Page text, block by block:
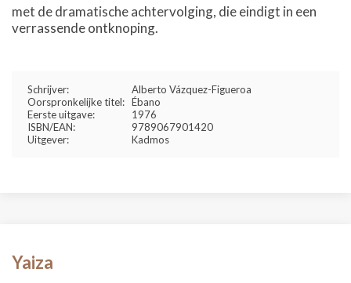
met de dramatische achtervolging, die eindigt in een
verrassende ontknoping.
Schrijver:
Alberto Vázquez-Figueroa
Oorspronkelijke titel: Ébano
Eerste uitgave:
1976
ISBN/EAN:
9789067901420
Uitgever:
Kadmos
Yaiza